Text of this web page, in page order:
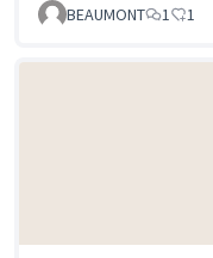
BEAUMONT
1 1